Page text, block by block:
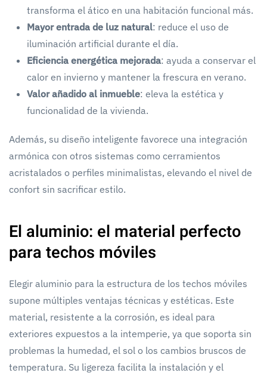
transforma el ático en una habitación funcional más.
Mayor entrada de luz natural: reduce el uso de
iluminación artificial durante el día.
Eficiencia energética mejorada: ayuda a conservar el
calor en invierno y mantener la frescura en verano.
Valor añadido al inmueble: eleva la estética y
funcionalidad de la vivienda.
Además, su diseño inteligente favorece una integración
armónica con otros sistemas como cerramientos
acristalados o perfiles minimalistas, elevando el nivel de
confort sin sacrificar estilo.
El aluminio: el material perfecto
para techos móviles
Elegir aluminio para la estructura de los techos móviles
supone múltiples ventajas técnicas y estéticas. Este
material, resistente a la corrosión, es ideal para
exteriores expuestos a la intemperie, ya que soporta sin
problemas la humedad, el sol o los cambios bruscos de
temperatura. Su ligereza facilita la instalación y el